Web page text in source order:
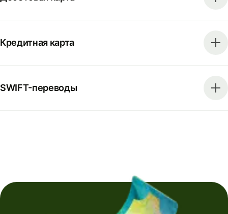
Кредитная карта
SWIFT-переводы